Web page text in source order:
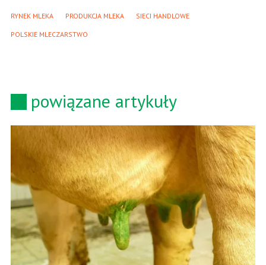
RYNEK MLEKA PRODUKCJA MLEKA SIECI HANDLOWE
POLSKIE MLECZARSTWO
powiązane artykuły